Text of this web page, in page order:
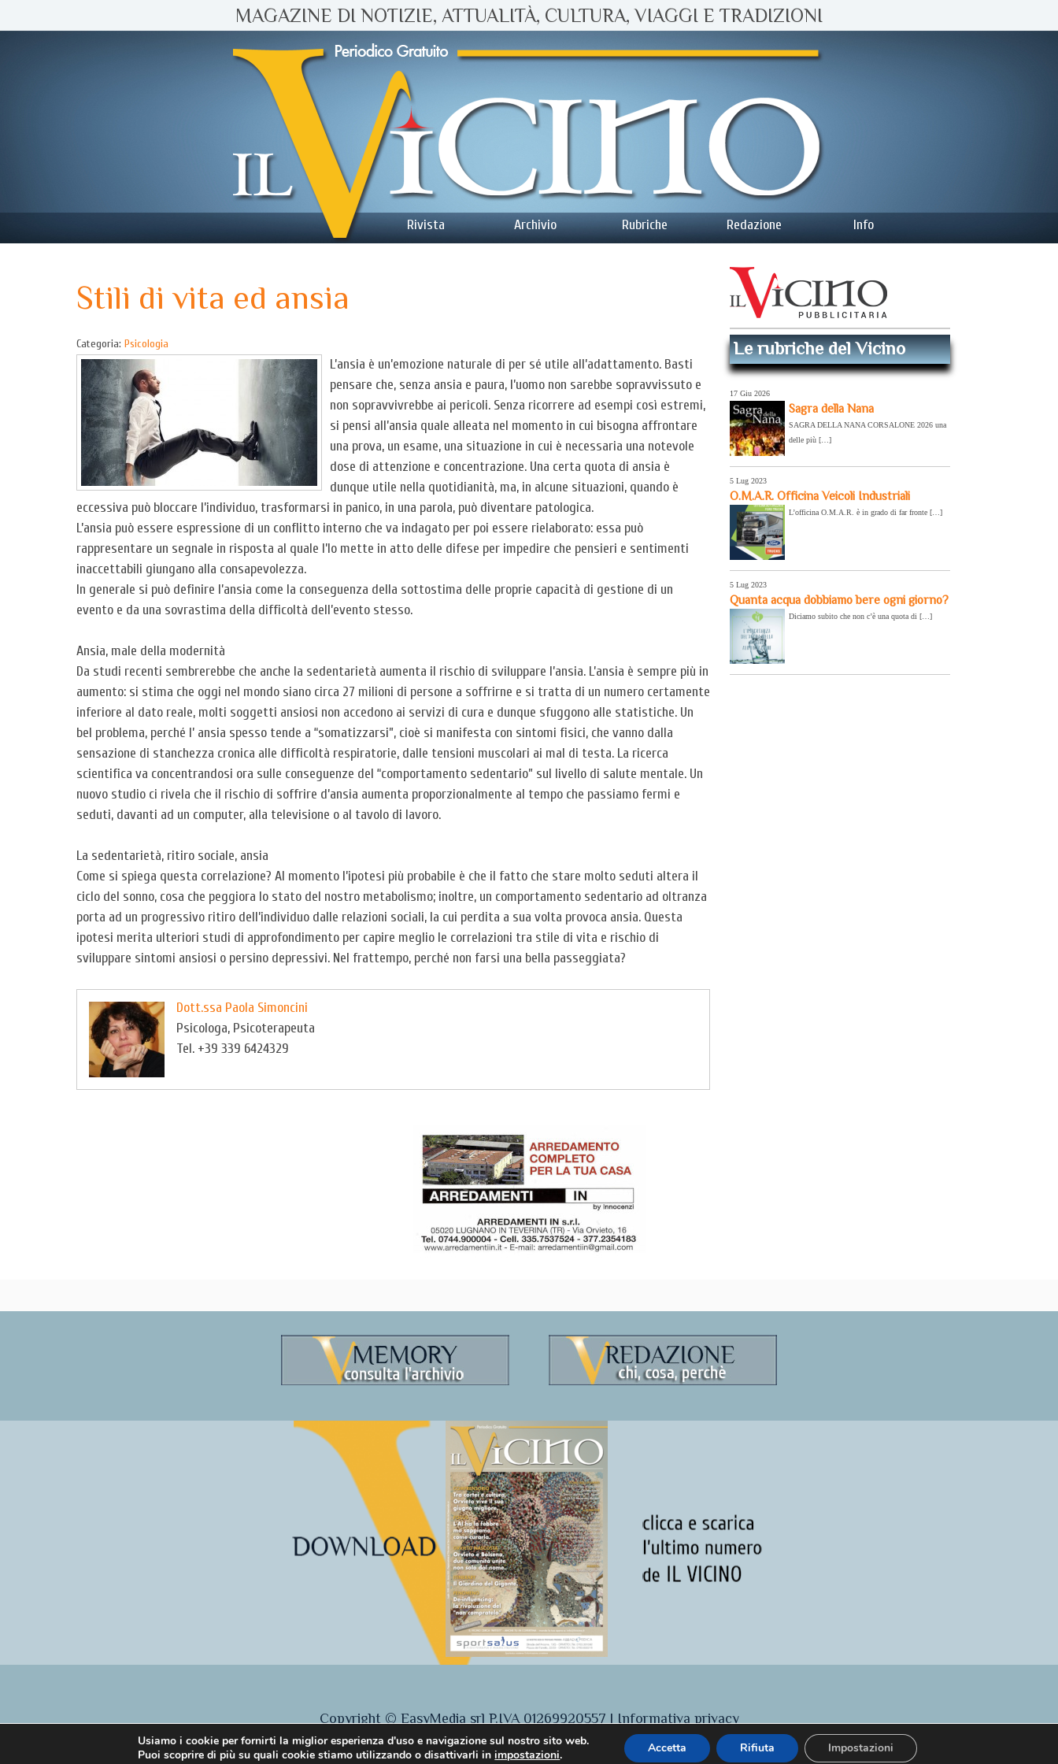
MAGAZINE DI NOTIZIE, ATTUALITÀ, CULTURA, VIAGGI E TRADIZIONI
Rivista Archivio Rubriche Redazione Info
Stili di vita ed ansia
Categoria: Psicologia
L’ansia è un’emozione naturale di per sé utile all’adattamento. Basti
pensare che, senza ansia e paura, l’uomo non sarebbe sopravvissuto e
non sopravvivrebbe ai pericoli. Senza ricorrere ad esempi così estremi,
si pensi all’ansia quale alleata nel momento in cui bisogna affrontare
una prova, un esame, una situazione in cui è necessaria una notevole
dose di attenzione e concentrazione. Una certa quota di ansia è
dunque utile nella quotidianità, ma, in alcune situazioni, quando è
eccessiva può bloccare l’individuo, trasformarsi in panico, in una parola, può diventare patologica.
L’ansia può essere espressione di un conflitto interno che va indagato per poi essere rielaborato: essa può
rappresentare un segnale in risposta al quale l’Io mette in atto delle difese per impedire che pensieri e sentimenti
inaccettabili giungano alla consapevolezza.
In generale si può definire l’ansia come la conseguenza della sottostima delle proprie capacità di gestione di un
evento e da una sovrastima della difficoltà dell’evento stesso.
Ansia, male della modernità
Da studi recenti sembrerebbe che anche la sedentarietà aumenta il rischio di sviluppare l’ansia. L’ansia è sempre più in
aumento: si stima che oggi nel mondo siano circa 27 milioni di persone a soffrirne e si tratta di un numero certamente
inferiore al dato reale, molti soggetti ansiosi non accedono ai servizi di cura e dunque sfuggono alle statistiche. Un
bel problema, perché l’ ansia spesso tende a “somatizzarsi”, cioè si manifesta con sintomi fisici, che vanno dalla
sensazione di stanchezza cronica alle difficoltà respiratorie, dalle tensioni muscolari ai mal di testa. La ricerca
scientifica va concentrandosi ora sulle conseguenze del “comportamento sedentario” sul livello di salute mentale. Un
nuovo studio ci rivela che il rischio di soffrire d’ansia aumenta proporzionalmente al tempo che passiamo fermi e
seduti, davanti ad un computer, alla televisione o al tavolo di lavoro.
La sedentarietà, ritiro sociale, ansia
Come si spiega questa correlazione? Al momento l’ipotesi più probabile è che il fatto che stare molto seduti altera il
ciclo del sonno, cosa che peggiora lo stato del nostro metabolismo; inoltre, un comportamento sedentario ad oltranza
porta ad un progressivo ritiro dell’individuo dalle relazioni sociali, la cui perdita a sua volta provoca ansia. Questa
ipotesi merita ulteriori studi di approfondimento per capire meglio le correlazioni tra stile di vita e rischio di
sviluppare sintomi ansiosi o persino depressivi. Nel frattempo, perché non farsi una bella passeggiata?
Dott.ssa Paola Simoncini
Psicologa, Psicoterapeuta
Tel. +39 339 6424329
Le rubriche del Vicino
17 Giu 2026
Sagra della Nana
SAGRA DELLA NANA CORSALONE 2026 una
delle più […]
5 Lug 2023
O.M.A.R. Officina Veicoli Industriali
L’officina O.M.A.R. è in grado di far fronte […]
5 Lug 2023
Quanta acqua dobbiamo bere ogni giorno?
Diciamo subito che non c’è una quota di […]
Copyright © EasyMedia srl P.IVA 01269920557 | Informativa privacy
Usiamo i cookie per fornirti la miglior esperienza d'uso e navigazione sul nostro sito web.
Puoi scoprire di più su quali cookie stiamo utilizzando o disattivarli inimpostazioni. Accetta Rifiuta Impostazioni